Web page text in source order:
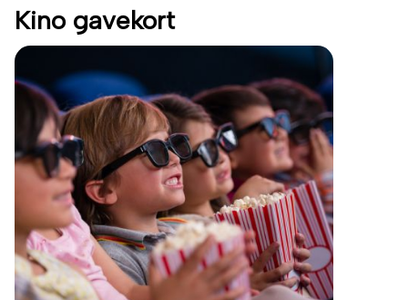
Kino gavekort